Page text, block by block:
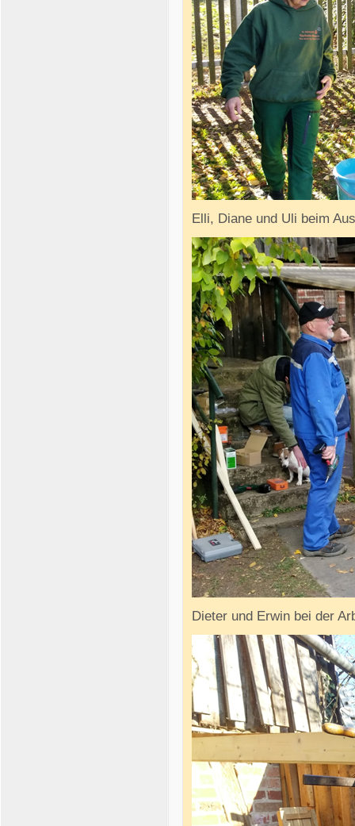
Elli, Diane und Uli beim
Dieter und Erwin bei der